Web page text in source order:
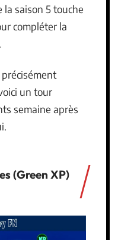
saison 5 touche
compléter la
un tour
semaine après
(Green XP)